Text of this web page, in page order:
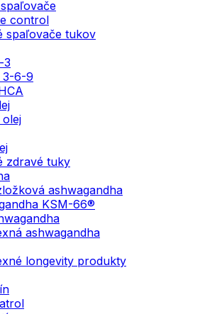
control
spaľovače tukov
3
3-6-9
zdravé tuky
ashwagandha
KSM-66®
ashwagandha
longevity produkty